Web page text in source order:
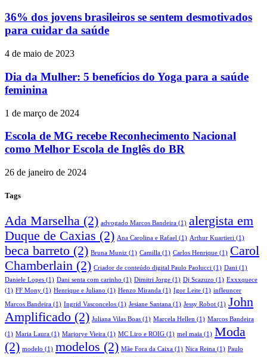
36% dos jovens brasileiros se sentem desmotivados
para cuidar da saúde
4 de maio de 2023
Dia da Mulher: 5 benefícios do Yoga para a saúde
feminina
1 de março de 2024
Escola de MG recebe Reconhecimento Nacional
como Melhor Escola de Inglês do BR
26 de janeiro de 2024
Tags
Ada Marselha (2) advogado Marcos Bandeira (1) alergista em
Duque de Caxias (2) Ana Carolina e Rafael (1) Arthur Kuartieri (1)
beca barreto (2) Bruna Muniz (1) Camilla (1) Carlos Henrique (1) Carol
Chamberlain (2) Criador de conteúdo digital Paulo Paolucci (1) Dani (1)
Daniele Lopes (1) Dani senta com carinho (1) Dimitri Jorge (1) Dj Scazuzo (1) Exxxquece
(1) FF Mony (1) Henrique e Juliano (1) Henzo Miranda (1) Igor Leite (1) infleuncer
Marcos Bandeira (1) Ingrid Vasconcelos (1) Jesiane Santana (1) Jessy Robot (1) John
Amplificado (2) Juliana Vilas Boas (1) Marcela Hellen (1) Marcos Bandeira
(1) Maria Laura (1) Marjorye Vieira (1) MC Liro e ROIG (1) mel maia (1) Moda
(2) modelo (1) modelos (2) Mãe Fora da Caixa (1) Nica Reina (1) Paulo